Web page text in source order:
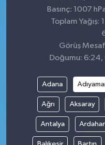
Basınç: 1007
Toplam Yağış:
Görüş
Doğumu: 6:24,
Adana
Ağrı Aksaray
Antalya